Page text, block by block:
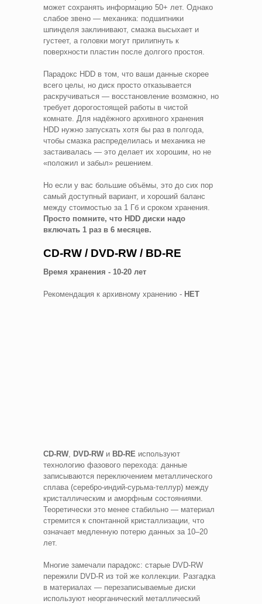
может сохранять информацию 50+ лет. Однако
слабое звено — механика: подшипники
шпинделя заклинивают, смазка высыхает и
густеет, а головки могут прилипнуть к
поверхности пластин после долгого простоя.
Парадокс HDD в том, что ваши данные скорее
всего целы, но диск просто отказывается
раскручиваться — восстановление возможно, но
требует дорогостоящей работы в чистой
комнате. Для надёжного архивного хранения
HDD нужно запускать хотя бы раз в полгода,
чтобы смазка распределилась и механика не
застаивалась — это делает их хорошим, но не
«положил и забыл» решением.
Но если у вас большие объёмы, это до сих пор
самый доступный вариант, и хороший баланс
между стоимостью за 1 Гб и сроком хранения.
Просто помните, что HDD диски надо
включать 1 раз в 6 месяцев.
CD-RW / DVD-RW / BD-RE
Время хранения - 10-20 лет
Рекомендация к архивному хранению - НЕТ
CD-RW DVD-RW и BD-RE используют
технологию фазового перехода: данные
записываются переключением металлического
сплава (серебро-индий-сурьма-теллур) между
кристаллическим и аморфным состояниями.
Теоретически это менее стабильно — материал
стремится к спонтанной кристаллизации, что
означает медленную потерю данных за 10–20
лет.
Многие замечали парадокс: старые DVD-RW
пережили DVD-R из той же коллекции. Разгадка
в материалах — перезаписываемые диски
используют неорганический металлический